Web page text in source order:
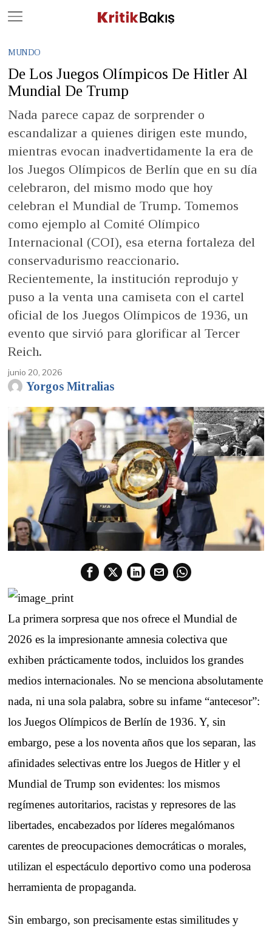
MUNDO
De Los Juegos Olímpicos De Hitler Al
Mundial De Trump
Nada parece capaz de sorprender o
escandalizar a quienes dirigen este mundo,
mientras evocan inadvertidamente la era de
los Juegos Olímpicos de Berlín que en su día
celebraron, del mismo modo que hoy
celebran el Mundial de Trump. Tomemos
como ejemplo al Comité Olímpico
Internacional (COI), esa eterna fortaleza del
conservadurismo reaccionario.
Recientemente, la institución reprodujo y
puso a la venta una camiseta con el cartel
oficial de los Juegos Olímpicos de 1936, un
evento que sirvió para glorificar al Tercer
Reich.
junio 20, 2026
Yorgos Mitralias
La primera sorpresa que nos ofrece el Mundial de
2026 es la impresionante amnesia colectiva que
exhiben prácticamente todos, incluidos los grandes
medios internacionales. No se menciona absolutamente
nada, ni una sola palabra, sobre su infame “antecesor”:
los Juegos Olímpicos de Berlín de 1936. Y, sin
embargo, pese a los noventa años que los separan, las
afinidades selectivas entre los Juegos de Hitler y el
Mundial de Trump son evidentes: los mismos
regímenes autoritarios, racistas y represores de las
libertades, encabezados por líderes megalómanos
carentes de preocupaciones democráticas o morales,
utilizan el espectáculo deportivo como una poderosa
herramienta de propaganda.
Sin embargo, son precisamente estas similitudes y